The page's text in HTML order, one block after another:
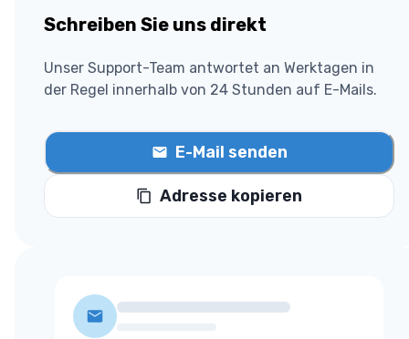
Schreiben Sie uns direkt
Unser Support-Team antwortet an Werktagen in
der Regel innerhalb von 24 Stunden auf E-Mails.
E-Mail senden
Adresse kopieren